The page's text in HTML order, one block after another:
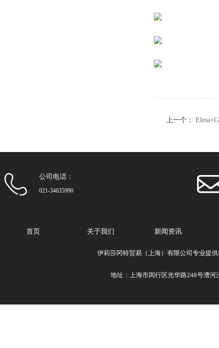
上一个：
公司电话：
021-34635990
首页 关于我们 新闻资讯
伊莉莎冈特贸易（上海）有限公司专业提
地址：上海市闵行区光华路248号漕